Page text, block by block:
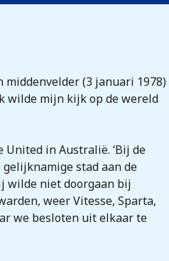
middenvelder (3 januari 1978)
wilde mijn kijk op de wereld
United in Australië. ‘Bij de
stad aan de
wilde niet doorgaan bij
weer Vitesse, Sparta,
we besloten uit elkaar te